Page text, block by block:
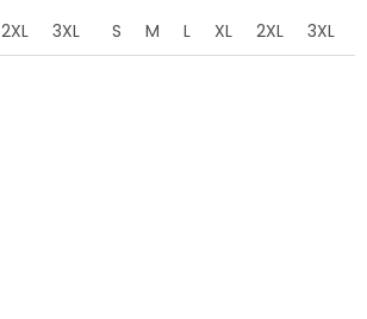
2XL 3XL 4XL 5XL
S
M L XL 2XL 3XL